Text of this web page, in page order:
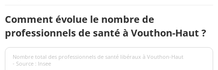
Comment évolue le nombre de
professionnels de santé à Vouthon-Haut ?
Nombre total des professionnels de santé libéraux à Vouthon-Haut
- Source : Insee